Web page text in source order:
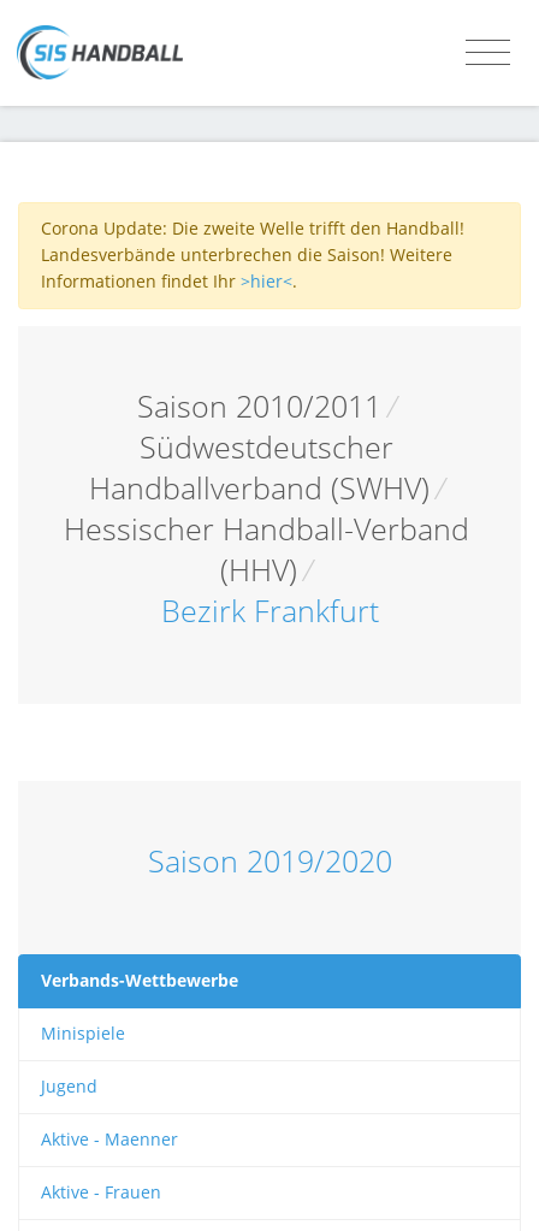
Corona Update: Die zweite Welle trifft den Handball!
Landesverbände unterbrechen die Saison! Weitere
Informationen findet Ihr >hier<.
Saison 2010/2011 /
Südwestdeutscher
Handballverband (SWHV)/
Hessischer Handball-Verband
(HHV)/
Bezirk Frankfurt
Saison 2019/2020
Verbands-Wettbewerbe
Minispiele
Jugend
Aktive - Maenner
Aktive - Frauen